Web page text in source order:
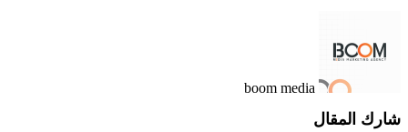
boom media
شارك المقال